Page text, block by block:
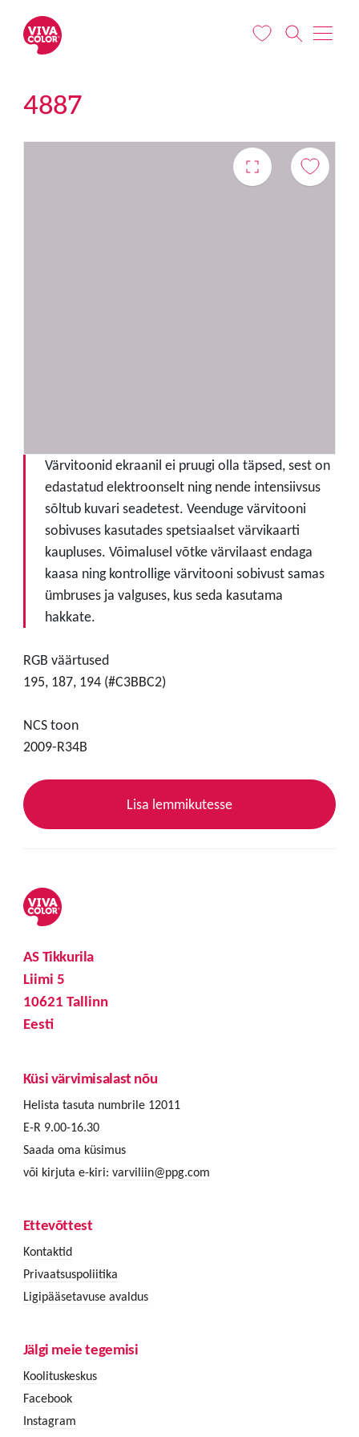
4887
Värvitoonid ekraanil ei pruugi olla täpsed, sest on
edastatud elektroonselt ning nende intensiivsus
sõltub kuvari seadetest. Veenduge värvitooni
sobivuses kasutades spetsiaalset värvikaarti
kaupluses. Võimalusel võtke värvilaast endaga
kaasa ning kontrollige värvitooni sobivust samas
ümbruses ja valguses, kus seda kasutama
hakkate.
RGB väärtused
195, 187, 194 (#C3BBC2)
NCS toon
2009-R34B
Lisa lemmikutesse
AS Tikkurila
Liimi 5
10621 Tallinn
Eesti
Küsi värvimisalast nõu
Helista tasuta numbrile 12011
E-R 9.00-16.30
Saada oma küsimus
või kirjuta e-kiri: varviliin@ppg.com
Ettevõttest
Kontaktid
Privaatsuspoliitika
Ligipääsetavuse avaldus
Jälgi meie tegemisi
Koolituskeskus
Facebook
Instagram